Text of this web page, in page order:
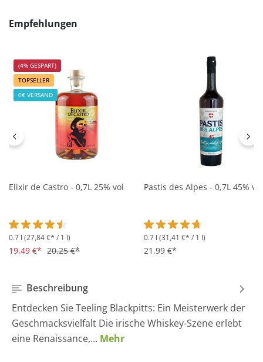
Produktgalerie überspringen
Empfehlungen
(4% GESPART)
TOPSELLER
0€ VERSAND
Elixir de Castro - 0,7L 25% vol
Durchschnittliche Bewertung von 4.5 von 5 Sternen
0.7 l (27,84 €* / 1 l)
19,49 €* 20,25 €*
Pastis des Alpes - 0,7L 45% vol
Durchschnittliche
0.7 l (31,41 €* / 1 l)
21,99 €*
Beschreibung
Entdecken Sie Teeling Blackpitts: Ein Meisterwerk der
Geschmacksvielfalt Die irische Whiskey-Szene erlebt
eine Renaissance,… Mehr